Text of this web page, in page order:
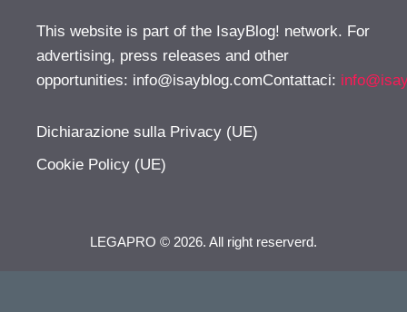
This website is part of the IsayBlog! network. For
advertising, press releases and other
opportunities: info@isayblog.comContattaci:
Dichiarazione sulla Privacy (UE)
Cookie Policy (UE)
LEGAPRO © 2026. All right reserverd.